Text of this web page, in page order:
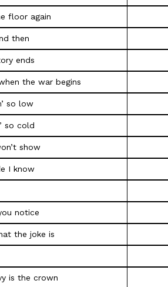
floor again
then
ends
the war begins
so low
so cold
show
I know
notice
the joke is
is the crown